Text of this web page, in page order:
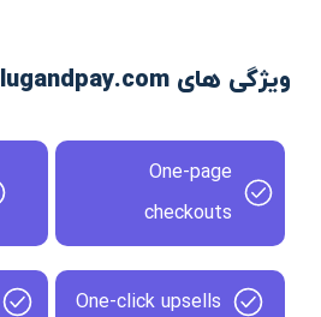
ویژگی های plugandpay.com
One-page
checkouts
One-click upsells